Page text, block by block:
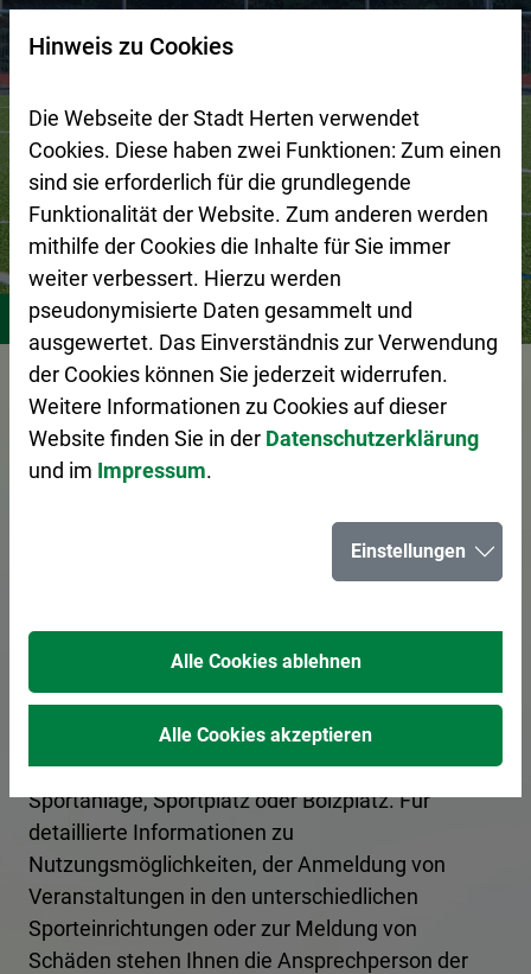
Zur Startseite (Schnelltaste 0)
Zum Seitenanfang springen (Schnelltaste A)
Zur Navigation/Menü springen (Schnelltaste M)
Zur Suche springen (Schnelltaste 8)
Zum Inhalt springen (Schnelltaste I)
Zum Fußbereich springen (Schnelltaste Z)
Stadtleben Freizeit Sportstätten
Vorlesen
Sportstätten in
Sportlerinnen und Sportler treffen in den
Sportstätten in Herten auf optimale
Trainingsbedingungen, ob Sport- oder Turnhalle,
Sportanlage, Sportplatz oder Bolzplatz. Für
detaillierte Informationen zu
Nutzungsmöglichkeiten, der Anmeldung von
Veranstaltungen in den unterschiedlichen
Sporteinrichtungen oder zur Meldung von
Schäden stehen Ihnen die Ansprechperson der
Suchseite mit Schnellsuche
Hinweis zu Cookies
Die Webseite der Stadt Herten verwendet
Cookies. Diese haben zwei Funktionen: Zum einen
sind sie erforderlich für die grundlegende
Funktionalität der Website. Zum anderen werden
mithilfe der Cookies die Inhalte für Sie immer
weiter verbessert. Hierzu werden
pseudonymisierte Daten gesammelt und
ausgewertet. Das Einverständnis zur Verwendung
der Cookies können Sie jederzeit widerrufen.
Weitere Informationen zu Cookies auf dieser
Website finden Sie in der Datenschutzerklärung
und im Impressum.
Einstellungen
Alle Cookies ablehnen
Alle Cookies akzeptieren